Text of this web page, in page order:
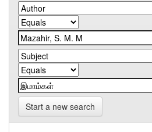
Start a new search